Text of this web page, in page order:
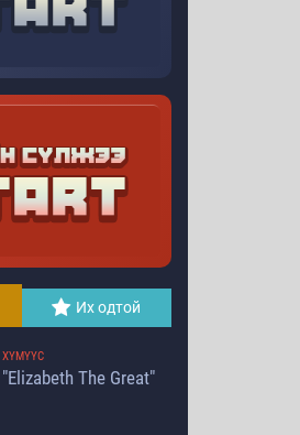
Их одтой
ХҮМҮҮС
"Elizabeth The Great"